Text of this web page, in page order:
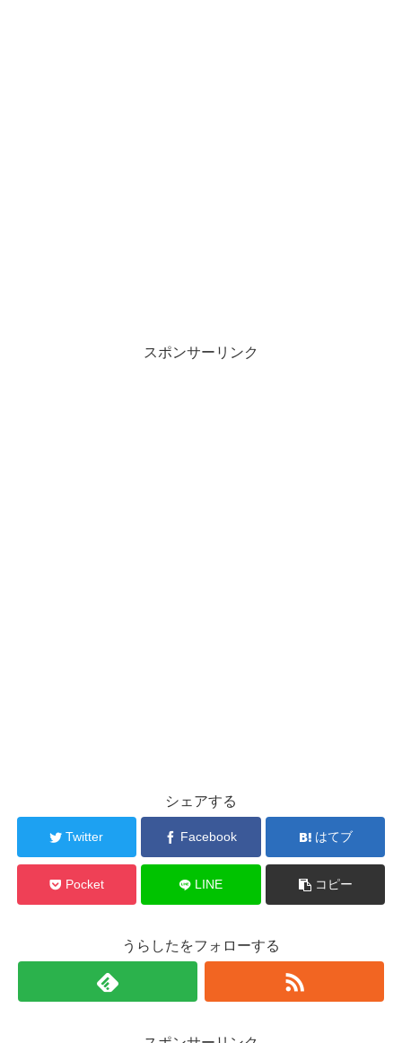
スポンサーリンク
シェアする
Twitter Facebook はてブ
Pocket LINE コピー
うらしたをフォローする